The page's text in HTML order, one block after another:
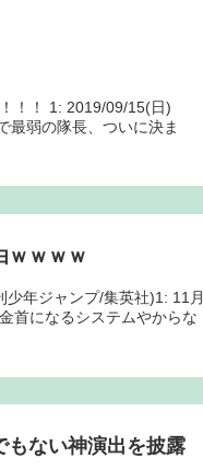
！！ 1: 2019/09/15(日)
最弱の隊長、ついに決ま
ｗｗｗｗ
年ジャンプ/集英社)1: 11月
首になるシステムやからな
もない神演出を披露